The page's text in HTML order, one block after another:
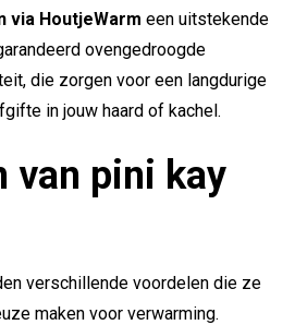
via HoutjeWarm een uitstekende
ovengedroogde
die zorgen voor een langdurige
in jouw haard of kachel.
van pini kay
verschillende voordelen die ze
maken voor verwarming.